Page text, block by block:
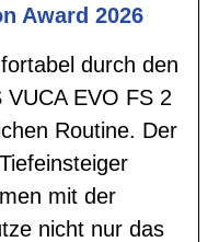
Award 2026
durch den
EVO FS 2
Routine. Der
mit der
nicht nur das